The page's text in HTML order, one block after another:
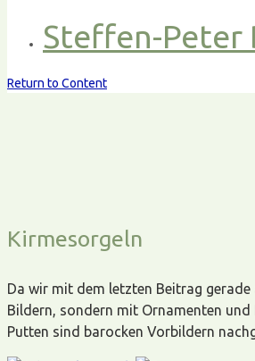
Steffen-Peter
Return to Content
Kirmesorgeln
Da wir mit dem letzten Beitrag
Bildern, sondern mit Ornamenten
Putten sind barocken Vorbildern